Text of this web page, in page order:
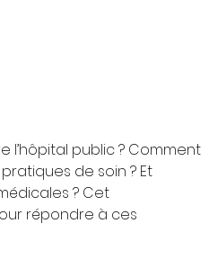
public ? Comment
de soin ? Et
? Cet
répondre à ces